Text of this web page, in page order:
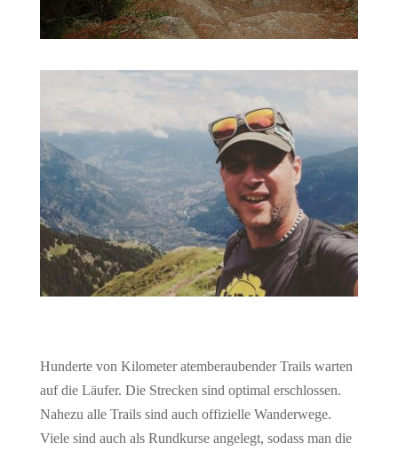
Hunderte von Kilometer atemberaubender Trails warten
auf die Läufer. Die Strecken sind optimal erschlossen.
Nahezu alle Trails sind auch offizielle Wanderwege.
Viele sind auch als Rundkurse angelegt, sodass man die